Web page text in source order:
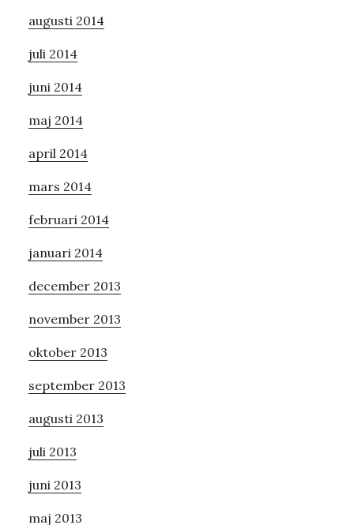
augusti 2014
juli 2014
juni 2014
maj 2014
april 2014
mars 2014
februari 2014
januari 2014
december 2013
november 2013
oktober 2013
september 2013
augusti 2013
juli 2013
juni 2013
maj 2013